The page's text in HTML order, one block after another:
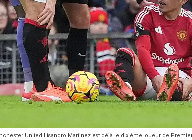
United Lisandro Martinez est déjà le dixième joueur de